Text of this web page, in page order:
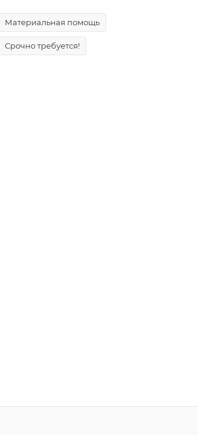
Материальная помощь
Срочно требуется!